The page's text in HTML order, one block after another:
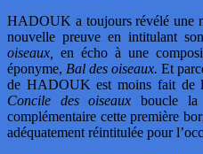
HADOUK a toujours révélé une
nouvelle preuve en intitulant
oiseaux,
en écho à une
éponyme, Bal des oiseaux. Et
de HADOUK est moins fait de
Concile des oiseaux boucle la
complémentaire cette première
adéquatement réintitulée pour